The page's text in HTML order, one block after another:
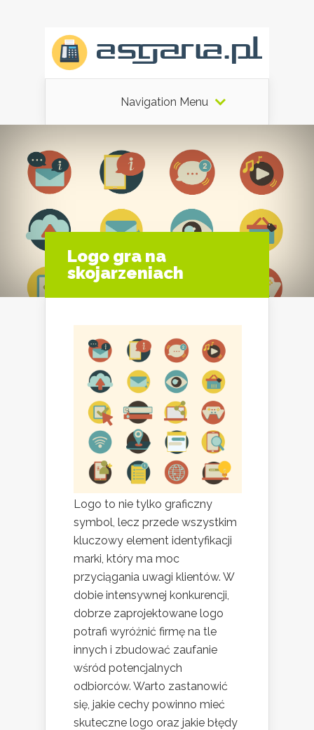
Navigation Menu
Logo gra na
skojarzeniach
Logo to nie tylko graficzny
symbol, lecz przede wszystkim
kluczowy element identyfikacji
marki, który ma moc
przyciągania uwagi klientów. W
dobie intensywnej konkurencji,
dobrze zaprojektowane logo
potrafi wyróżnić firmę na tle
innych i zbudować zaufanie
wśród potencjalnych
odbiorców. Warto zastanowić
się, jakie cechy powinno mieć
skuteczne logo oraz jakie błędy